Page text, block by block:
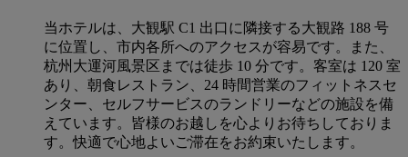
当ホテルは、大観駅 C1 出口に隣接する大観路 188 号
に位置し、市内各所へのアクセスが容易です。また、
杭州大運河風景区までは徒歩 10 分です。客室は 120 室
あり、朝食レストラン、24 時間営業のフィットネスセ
ンター、セルフサービスのランドリーなどの施設を備
えています。皆様のお越しを心よりお待ちしておりま
す。快適で心地よいご滞在をお約束いたします。